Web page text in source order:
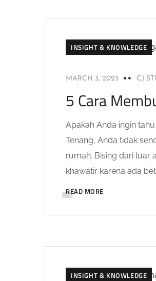
INSIGHT & KNOWLEDGE
MARCH 3, 2025 CJ
5 Cara
Apakah Anda ingin
Tenang, Anda tidak
rumah. Bising dari luar
khawatir karena ada
READ MORE
INSIGHT & KNOWLEDGE